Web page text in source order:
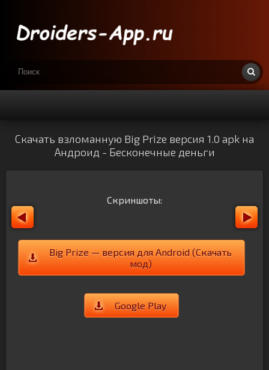
Скачать взломанную Big Prize версия 1.0 apk на
Андроид - Бесконечные деньги
Скриншоты:
Big Prize — версия для Android (Скачать
мод)
Google Play